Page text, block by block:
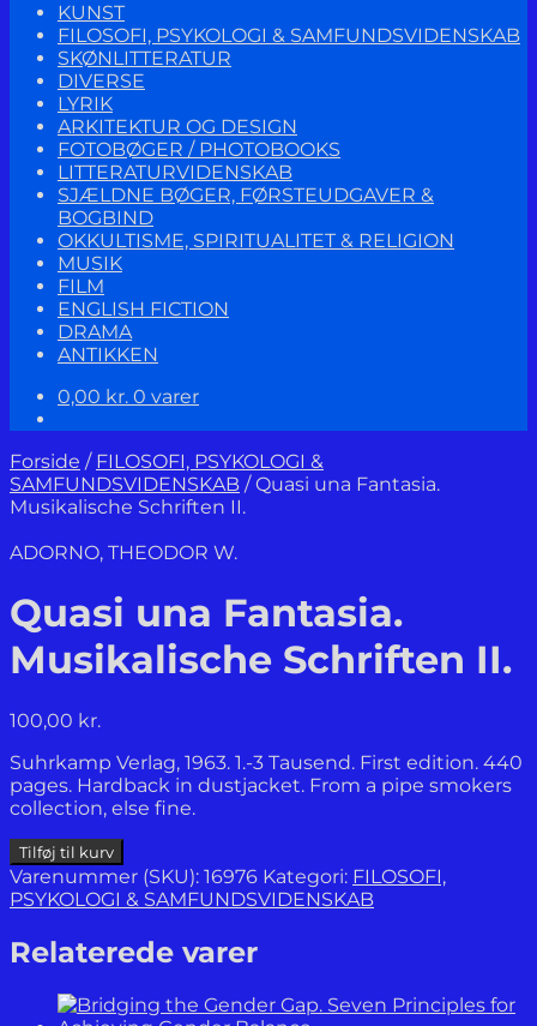
KUNST
FILOSOFI, PSYKOLOGI & SAMFUNDSVIDENSKAB
SKØNLITTERATUR
DIVERSE
LYRIK
ARKITEKTUR OG DESIGN
FOTOBØGER / PHOTOBOOKS
LITTERATURVIDENSKAB
SJÆLDNE BØGER, FØRSTEUDGAVER &
BOGBIND
OKKULTISME, SPIRITUALITET & RELIGION
MUSIK
FILM
ENGLISH FICTION
DRAMA
ANTIKKEN
0,00 kr. 0 varer
Forside / FILOSOFI, PSYKOLOGI &
SAMFUNDSVIDENSKAB /Quasi una Fantasia.
Musikalische Schriften II.
ADORNO, THEODOR W.
Quasi una Fantasia.
Musikalische Schriften II.
100,00 kr.
Suhrkamp Verlag, 1963. 1.-3 Tausend. First edition. 440
pages. Hardback in dustjacket. From a pipe smokers
collection, else fine.
Quasi
una
Fantasia.
Schriften
II.
Tilføj til kurv
Varenummer (SKU): 16976 Kategori: FILOSOFI,
PSYKOLOGI & SAMFUNDSVIDENSKAB
Relaterede varer